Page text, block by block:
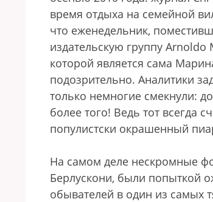
время отдыха на семейной
что еженедельник,
издательскую группу
которой является сама
подозрительно. Аналитики
только немногие смекнули:
более того! Ведь тот всегда
популистски окрашенный
На самом деле нескромные
Берлускони, были попыткой
обывателей в один из самых